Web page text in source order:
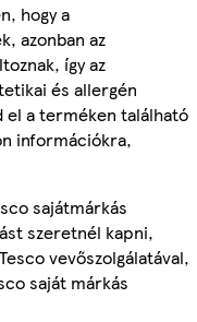
hogy a
azonban az
így az
és allergén
el a terméken található
információkra,
sajátmárkás
szeretnél kapni,
vevőszolgálatával,
saját márkás